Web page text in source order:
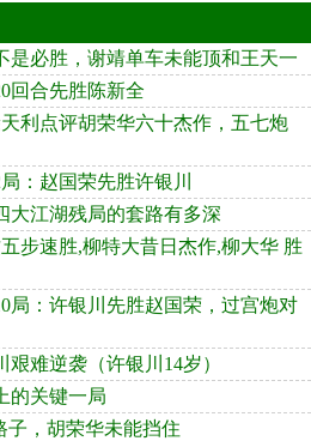
是必胜，谢靖单车未能顶和王天一
回合先胜陈新全
利点评胡荣华六十杰作，五七炮
：赵国荣先胜许银川
大江湖残局的套路有多深
步速胜,柳特大昔日杰作,柳大华 胜
局：许银川先胜赵国荣，过宫炮对
难逆袭（许银川14岁）
的关键一局
子，胡荣华未能挡住